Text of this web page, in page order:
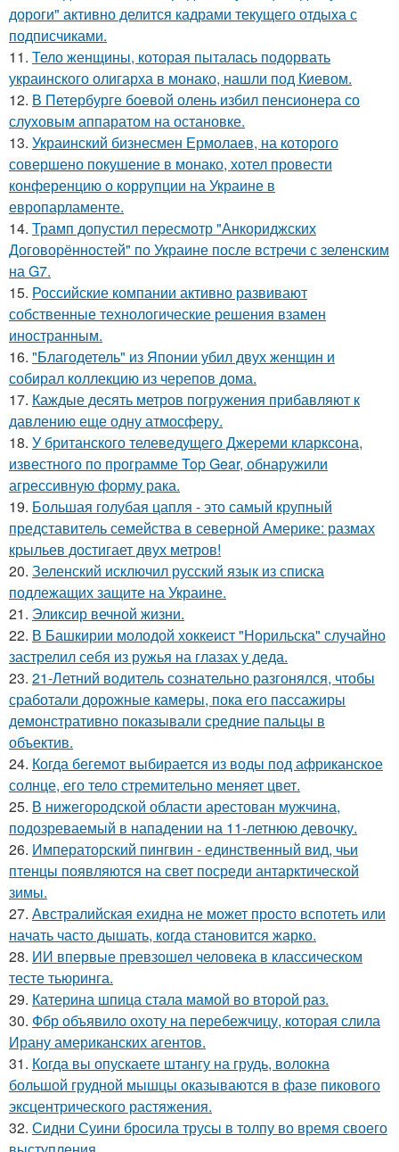
дороги" активно делится кадрами текущего отдыха с
подписчиками.
11. Тело женщины, которая пыталась подорвать
украинского олигарха в монако, нашли под Киевом.
12. В Петербурге боевой олень избил пенсионера со
слуховым аппаратом на остановке.
13. Украинский бизнесмен Ермолаев, на которого
совершено покушение в монако, хотел провести
конференцию о коррупции на Украине в
европарламенте.
14. Трамп допустил пересмотр "Анкориджских
Договорённостей" по Украине после встречи с зеленским
на G7.
15. Российские компании активно развивают
собственные технологические решения взамен
иностранным.
16. "Благодетель" из Японии убил двух женщин и
собирал коллекцию из черепов дома.
17. Каждые десять метров погружения прибавляют к
давлению еще одну атмосферу.
18. У британского телеведущего Джереми кларксона,
известного по программе Top Gear, обнаружили
агрессивную форму рака.
19. Большая голубая цапля - это самый крупный
представитель семейства в северной Америке: размах
крыльев достигает двух метров!
20. Зеленский исключил русский язык из списка
подлежащих защите на Украине.
21. Эликсир вечной жизни.
22. В Башкирии молодой хоккеист "Норильска" случайно
застрелил себя из ружья на глазах у деда.
23. 21-Летний водитель сознательно разгонялся, чтобы
сработали дорожные камеры, пока его пассажиры
демонстративно показывали средние пальцы в
объектив.
24. Когда бегемот выбирается из воды под африканское
солнце, его тело стремительно меняет цвет.
25. В нижегородской области арестован мужчина,
подозреваемый в нападении на 11-летнюю девочку.
26. Императорский пингвин - единственный вид, чьи
птенцы появляются на свет посреди антарктической
зимы.
27. Австралийская ехидна не может просто вспотеть или
начать часто дышать, когда становится жарко.
28. ИИ впервые превзошел человека в классическом
тесте тьюринга.
29. Катерина шпица стала мамой во второй раз.
30. Фбр объявило охоту на перебежчицу, которая слила
Ирану американских агентов.
31. Когда вы опускаете штангу на грудь, волокна
большой грудной мышцы оказываются в фазе пикового
эксцентрического растяжения.
32. Сидни Суини бросила трусы в толпу во время своего